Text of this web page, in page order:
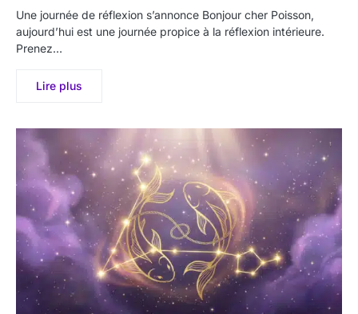
Une journée de réflexion s’annonce Bonjour cher Poisson,
aujourd’hui est une journée propice à la réflexion intérieure.
Prenez…
Lire plus